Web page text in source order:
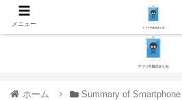
ホーム Summary of
メニュー